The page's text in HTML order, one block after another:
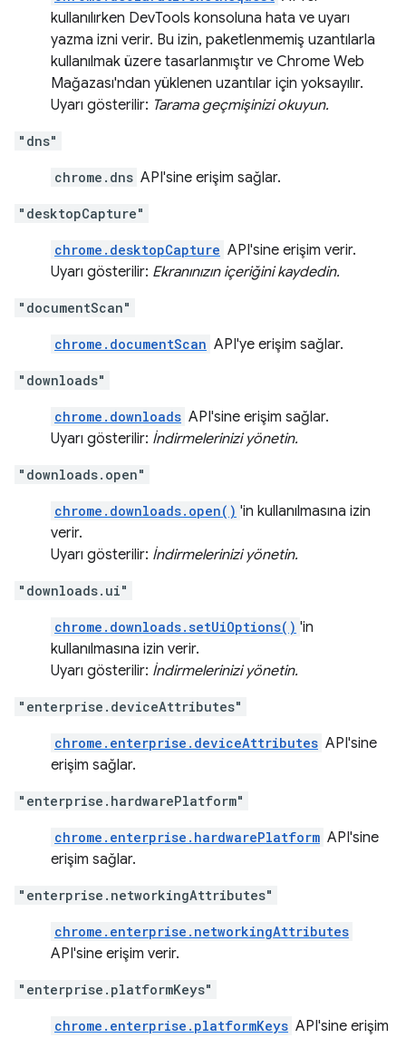
kullanılırken DevTools konsoluna hata ve uyarı
yazma izni verir. Bu izin, paketlenmemiş uzantılarla
kullanılmak üzere tasarlanmıştır ve Chrome Web
Mağazası'ndan yüklenen uzantılar için yoksayılır.
Uyarı gösterilir: Tarama geçmişinizi okuyun.
"dns"
chrome.dns API'sine erişim sağlar.
"desktopCapture"
chrome.desktopCapture API'sine erişim verir.
Uyarı gösterilir: Ekranınızın içeriğini kaydedin.
"documentScan"
chrome.documentScan API'ye erişim sağlar.
"downloads"
chrome.downloads API'sine erişim sağlar.
Uyarı gösterilir: İndirmelerinizi yönetin.
"downloads.open"
chrome.downloads.open() 'in kullanılmasına izin
verir.
Uyarı gösterilir: İndirmelerinizi yönetin.
"downloads.ui"
chrome.downloads.setUiOptions() 'in
kullanılmasına izin verir.
Uyarı gösterilir: İndirmelerinizi yönetin.
"enterprise.deviceAttributes"
chrome.enterprise.deviceAttributes API'sine
erişim sağlar.
"enterprise.hardwarePlatform"
chrome.enterprise.hardwarePlatform API'sine
erişim sağlar.
"enterprise.networkingAttributes"
chrome.enterprise.networkingAttributes
API'sine erişim verir.
"enterprise.platformKeys"
chrome.enterprise.platformKeys API'sine erişim